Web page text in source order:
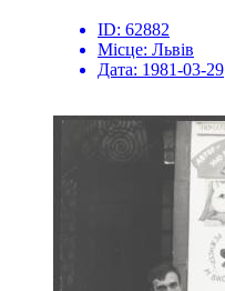
ID: 62882
Місце: Львів
Дата: 1981-03-29